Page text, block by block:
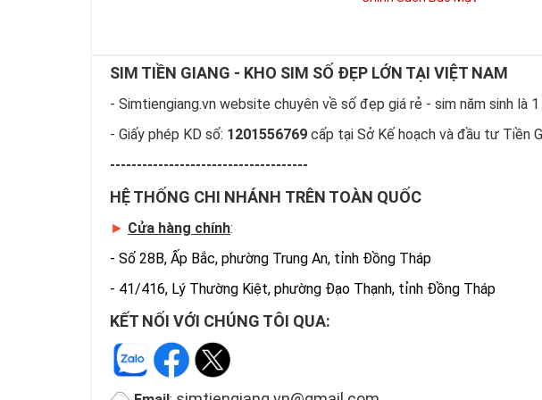
SIM TIỀN GIANG - KHO SIM SỐ ĐẸP LỚN TẠI VIỆT NAM
- Simtiengiang.vn website chuyên về số đẹp giá rẻ - sim năm sinh là
- Giấy phép KD số: 1201556769 cấp tại Sở Kế hoạch và đầu tư Tiền
-------------------------------------
HỆ THỐNG CHI NHÁNH TRÊN TOÀN QUỐC
► Cửa hàng chính:
- Số 28B, Ấp Bắc, phường Trung An, tỉnh Đồng Tháp
- 41/416, Lý Thường Kiệt, phường Đạo Thạnh, tỉnh Đồng Tháp
KẾT NỐI VỚI CHÚNG TÔI QUA: